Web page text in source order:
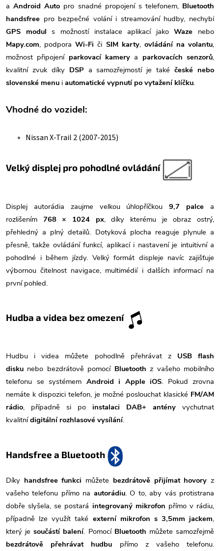
aAndroid Auto pro snadné propojení s telefonem, Bluetooth
handsfree pro bezpečné volání i streamování hudby, nechybí
GPS modul s možností instalace aplikací jakoWaze nebo
Mapy.com, podporaWi-Fi či SIM karty, ovládání na volantu,
možnost připojení parkovací kamery a parkovacích senzorů,
kvalitní zvuk díkyDSP a samozřejmostí je takéčeské nebo
slovenské menu i automatické vypnutí po vytažení klíčku.
Vhodné do vozidel:
Nissan X-Trail 2 (2007-2015)
Velký displej pro pohodlné ovládání
Displej autorádia zaujme velkou úhlopříčkou9,7 palce a
rozlišením 768 × 1024 px, díky kterému je obraz ostrý,
přehledný a plný detailů. Dotyková plocha reaguje plynule a
přesně, takže ovládání funkcí, aplikací i nastavení je intuitivní a
pohodlné i během jízdy. Velký formát displeje navíc zajišťuje
výbornou čitelnost navigace, multimédií i dalších informací na
první pohled.
Hudba a videa bez omezení
Hudbu i videa můžete pohodlně přehrávat z
USB flash
disku nebo bezdrátově pomocí Bluetooth z vašeho mobilního
telefonu se systémem Android i Apple iOS. Pokud zrovna
nemáte k dispozici telefon, je možné poslouchat klasické FM/AM
rádio, případně si po instalaci DAB+ antény
vychutnat
kvalitní digitální rozhlasové vysílání.
Handsfree a Bluetooth
Díky handsfree funkci můžete bezdrátově přijímat hovory z
vašeho telefonu přímo na autorádiu. O to, aby vás protistrana
dobře slyšela, se postará integrovaný mikrofon přímo v rádiu,
případně lze využít také externí mikrofon s 3,5mm jackem,
který jesoučástí balení. Pomocí Bluetooth můžete samozřejmě
bezdrátově přehrávat hudbu přímo z vašeho telefonu.